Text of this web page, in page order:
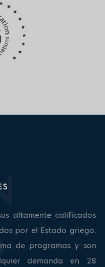
altamente calificados
por el Estado griego.
de programas y son
demanda en 28